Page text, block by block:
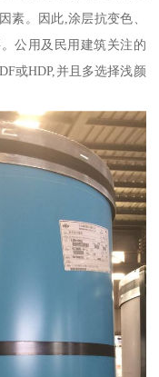
素。因此,涂层抗变色、
公用及民用建筑关注的
或HDP,并且多选择浅颜